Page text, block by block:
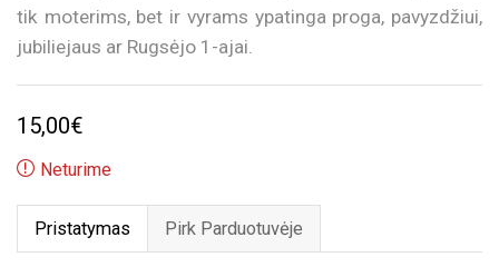
tik moterims, bet ir vyrams ypatinga proga, pavyzdžiui,
jubiliejaus ar Rugsėjo 1-ajai.
15,00€
Neturime
Pristatymas Pirk Parduotuvėje